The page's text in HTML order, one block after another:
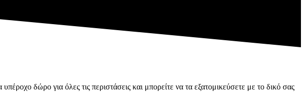
υπέροχο δώρο για όλες τις περιστάσεις και μπορείτε να τα εξατομικεύσετε με το δικό σας